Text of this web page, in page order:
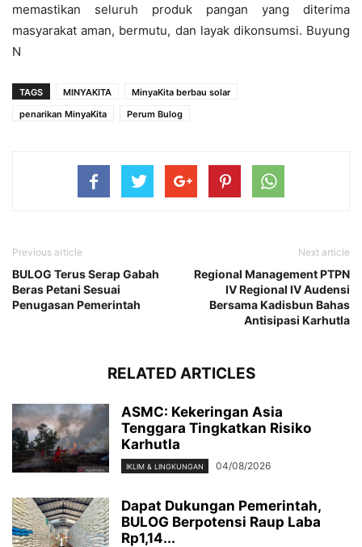
memastikan seluruh produk pangan yang diterima
masyarakat aman, bermutu, dan layak dikonsumsi. Buyung
N
TAGS MINYAKITA
MinyaKita berbau solar
penarikan MinyaKita
Perum Bulog
Previous article
BULOG Terus Serap Gabah
Beras Petani Sesuai
Penugasan Pemerintah
Next article
Regional Management PTPN
IV Regional IV Audensi
Bersama Kadisbun Bahas
Antisipasi Karhutla
RELATED ARTICLES
ASMC: Kekeringan Asia
Tenggara Tingkatkan Risiko
Karhutla
IKLIM & LINGKUNGAN 04/08/2026
Dapat Dukungan Pemerintah,
BULOG Berpotensi Raup Laba
Rp1,14...